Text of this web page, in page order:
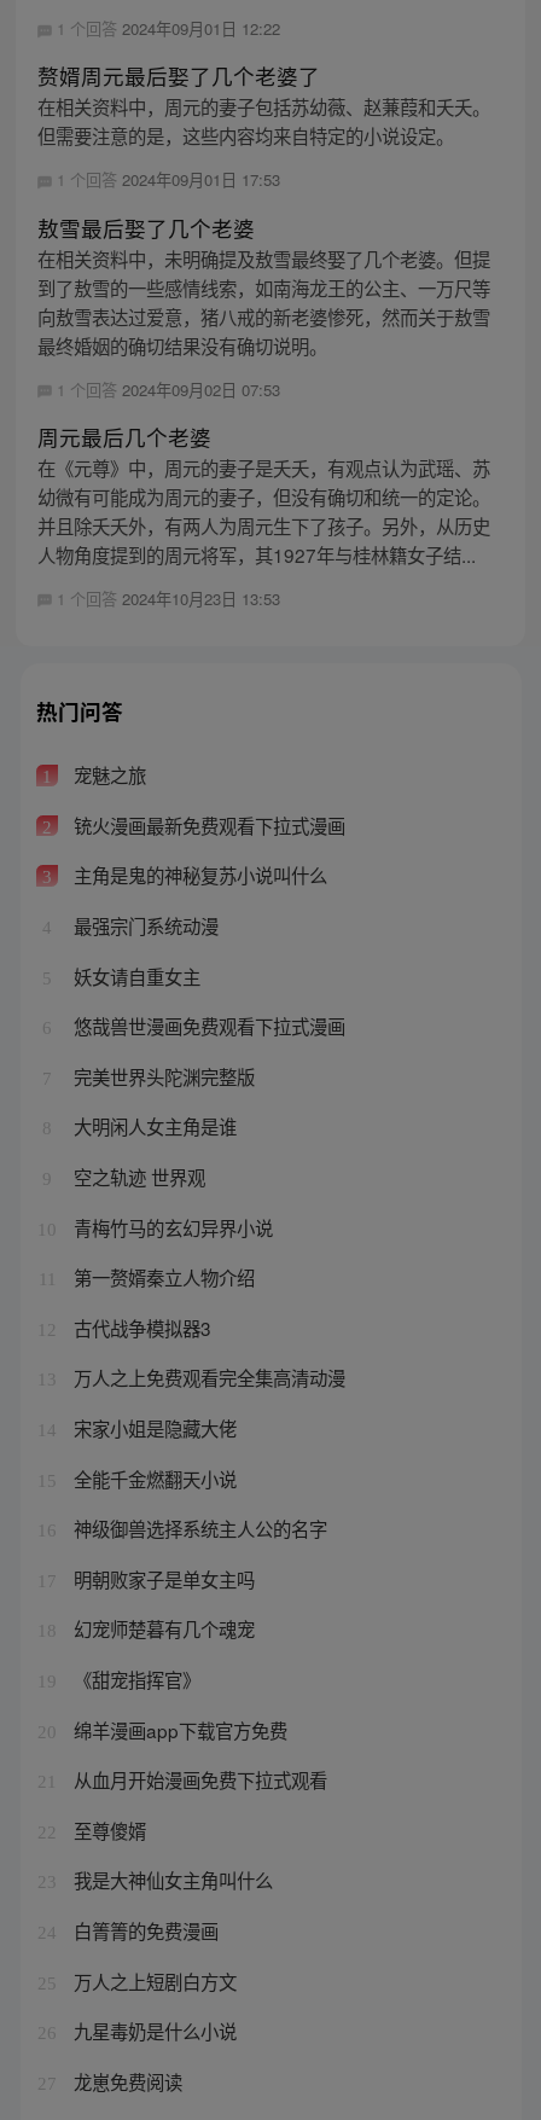
1 个回答 2024年09月01日 12:22
赘婿周元最后娶了几个老婆了
在相关资料中，周元的妻子包括苏幼薇、赵蒹葭和夭夭。
但需要注意的是，这些内容均来自特定的小说设定。
1 个回答 2024年09月01日 17:53
敖雪最后娶了几个老婆
在相关资料中，未明确提及敖雪最终娶了几个老婆。但提
到了敖雪的一些感情线索，如南海龙王的公主、一万尺等
向敖雪表达过爱意，猪八戒的新老婆惨死，然而关于敖雪
最终婚姻的确切结果没有确切说明。
1 个回答 2024年09月02日 07:53
周元最后几个老婆
在《元尊》中，周元的妻子是夭夭，有观点认为武瑶、苏
幼微有可能成为周元的妻子，但没有确切和统一的定论。
并且除夭夭外，有两人为周元生下了孩子。另外，从历史
人物角度提到的周元将军，其1927年与桂林籍女子结...
1 个回答 2024年10月23日 13:53
热门问答
1 宠魅之旅
2 铳火漫画最新免费观看下拉式漫画
3 主角是鬼的神秘复苏小说叫什么
4 最强宗门系统动漫
5 妖女请自重女主
6 悠哉兽世漫画免费观看下拉式漫画
7 完美世界头陀渊完整版
8 大明闲人女主角是谁
9 空之轨迹 世界观
10 青梅竹马的玄幻异界小说
第一赘婿秦立人物介绍
12 古代战争模拟器3
13 万人之上免费观看完全集高清动漫
14 宋家小姐是隐藏大佬
15 全能千金燃翻天小说
16 神级御兽选择系统主人公的名字
17 明朝败家子是单女主吗
18 幻宠师楚暮有几个魂宠
19 《甜宠指挥官》
20 绵羊漫画app下载官方免费
21 从血月开始漫画免费下拉式观看
22 至尊傻婿
23 我是大神仙女主角叫什么
24 白箐箐的免费漫画
25 万人之上短剧白方文
26 九星毒奶是什么小说
27
龙崽免费阅读